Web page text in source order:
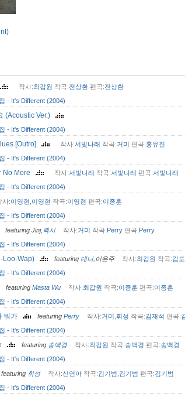
작사:최갑원 작곡:전상환 편곡:전상환
- It's Different (2004)
(Acoustic Ver.)
- It's Different (2004)
[Outro] 작사:서빛나래 작곡:거미 편곡:홍유진
- It's Different (2004)
No More 작사:서빛나래 작곡:서빛나래 편곡:서빛나래
- It's Different (2004)
사:이영현 이영현 작곡:이영현 편곡:이종훈
- It's Different (2004)
featuring Jinj, 렉시 작사:거미 작곡:Perry 편곡:Perry
- It's Different (2004)
Loo-Wap) featuring 대니,이은주 작사:최갑원 작곡:김
- It's Different (2004)
featuring Masta Wu 작사:최갑원 작곡:이종훈 편곡:이종훈
- It's Different (2004)
뭐가 featuring Perry 작사:거미 휘성 작곡:김재석 편곡:
- It's Different (2004)
featuring 송백경 작사:최갑원 작곡:송백경 편곡:송백경
- It's Different (2004)
featuring 휘성 작사:신연아 작곡:김기범 김기범 편곡:김기범
- It's Different (2004)